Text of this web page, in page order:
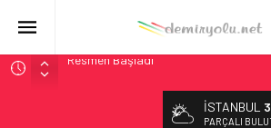
Malezya Havayolları, TGV ile 28
ÖBB ve RFI’dan Brenner’da 15
İSTANBUL
PARÇALI